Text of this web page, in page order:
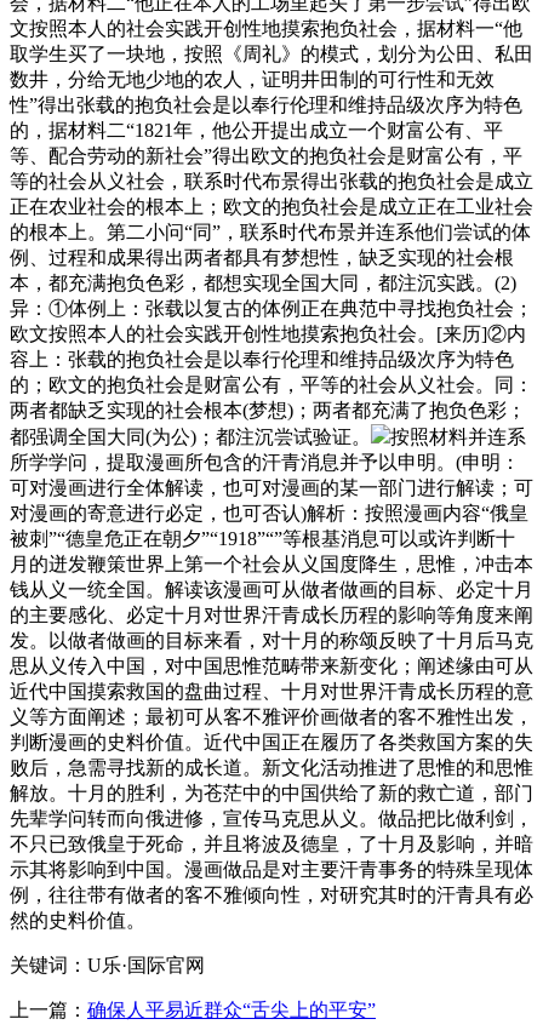
文按照本人的社会实践开创性地摸索抱负社会，据材料一“他
取学生买了一块地，按照《周礼》的模式，划分为公田、私田
数井，分给无地少地的农人，证明井田制的可行性和无效
性”得出张载的抱负社会是以奉行伦理和维持品级次序为特色
的，据材料二“1821年，他公开提出成立一个财富公有、平
等、配合劳动的新社会”得出欧文的抱负社会是财富公有，平
等的社会从义社会，联系时代布景得出张载的抱负社会是成立
正在农业社会的根本上；欧文的抱负社会是成立正在工业社会
的根本上。第二小问“同”，联系时代布景并连系他们尝试的体
例、过程和成果得出两者都具有梦想性，缺乏实现的社会根
本，都充满抱负色彩，都想实现全国大同，都注沉实践。(2)
异：①体例上：张载以复古的体例正在典范中寻找抱负社会；
欧文按照本人的社会实践开创性地摸索抱负社会。[来历]②内
容上：张载的抱负社会是以奉行伦理和维持品级次序为特色
的；欧文的抱负社会是财富公有，平等的社会从义社会。同：
两者都缺乏实现的社会根本(梦想)；两者都充满了抱负色彩；
都强调全国大同(为公)；都注沉尝试验证。
按照材料并连系
所学学问，提取漫画所包含的汗青消息并予以申明。(申明：
可对漫画进行全体解读，也可对漫画的某一部门进行解读；可
对漫画的寄意进行必定，也可否认)解析：按照漫画内容“俄皇
被刺”“德皇危正在朝夕”“1918”“”等根基消息可以或许判断十
月的迸发鞭策世界上第一个社会从义国度降生，思惟，冲击本
钱从义一统全国。解读该漫画可从做者做画的目标、必定十月
的主要感化、必定十月对世界汗青成长历程的影响等角度来阐
发。以做者做画的目标来看，对十月的称颂反映了十月后马克
思从义传入中国，对中国思惟范畴带来新变化；阐述缘由可从
近代中国摸索救国的盘曲过程、十月对世界汗青成长历程的意
义等方面阐述；最初可从客不雅评价画做者的客不雅性出发，
判断漫画的史料价值。近代中国正在履历了各类救国方案的失
败后，急需寻找新的成长道。新文化活动推进了思惟的和思惟
解放。十月的胜利，为苍茫中的中国供给了新的救亡道，部门
先辈学问转而向俄进修，宣传马克思从义。做品把比做利剑，
不只已致俄皇于死命，并且将波及德皇，了十月及影响，并暗
示其将影响到中国。漫画做品是对主要汗青事务的特殊呈现体
例，往往带有做者的客不雅倾向性，对研究其时的汗青具有必
然的史料价值。
关键词：U乐·国际官网
上一篇： 确保人平易近群众“舌尖上的平安”